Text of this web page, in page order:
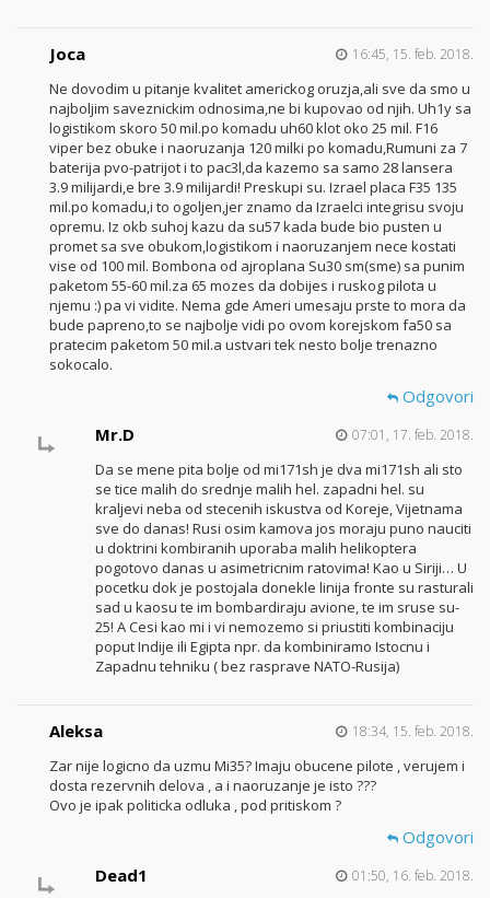
Joca 16:45, 15. feb. 2018.
Ne dovodim u pitanje kvalitet americkog oruzja,ali sve da smo u
najboljim saveznickim odnosima,ne bi kupovao od njih. Uh1y sa
logistikom skoro 50 mil.po komadu uh60 klot oko 25 mil. F16
viper bez obuke i naoruzanja 120 milki po komadu,Rumuni za 7
baterija pvo-patrijot i to pac3l,da kazemo sa samo 28 lansera
3.9 milijardi,e bre 3.9 milijardi! Preskupi su. Izrael placa F35 135
mil.po komadu,i to ogoljen,jer znamo da Izraelci integrisu svoju
opremu. Iz okb suhoj kazu da su57 kada bude bio pusten u
promet sa sve obukom,logistikom i naoruzanjem nece kostati
vise od 100 mil. Bombona od ajroplana Su30 sm(sme) sa punim
paketom 55-60 mil.za 65 mozes da dobijes i ruskog pilota u
njemu :) pa vi vidite. Nema gde Ameri umesaju prste to mora da
bude papreno,to se najbolje vidi po ovom korejskom fa50 sa
pratecim paketom 50 mil.a ustvari tek nesto bolje trenazno
sokocalo.
Odgovori
Mr.D
07:01, 17. feb. 2018.
Da se mene pita bolje od mi171sh je dva mi171sh ali sto
se tice malih do srednje malih hel. zapadni hel. su
kraljevi neba od stecenih iskustva od Koreje, Vijetnama
sve do danas! Rusi osim kamova jos moraju puno nauciti
u doktrini kombiranih uporaba malih helikoptera
pogotovo danas u asimetricnim ratovima! Kao u Siriji… U
pocetku dok je postojala donekle linija fronte su rasturali
sad u kaosu te im bombardiraju avione, te im sruse su-
25! A Cesi kao mi i vi nemozemo si priustiti kombinaciju
poput Indije ili Egipta npr. da kombiniramo Istocnu i
Zapadnu tehniku ( bez rasprave NATO-Rusija)
Aleksa 18:34, 15. feb. 2018.
Zar nije logicno da uzmu Mi35? Imaju obucene pilote , verujem i
dosta rezervnih delova , a i naoruzanje je isto ???
Ovo je ipak politicka odluka , pod pritiskom ?
Odgovori
Dead1
01:50, 16. feb. 2018.